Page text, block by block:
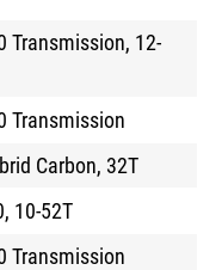
Transmission, 12-
Transmission
Carbon, 32T
10-52T
Transmission